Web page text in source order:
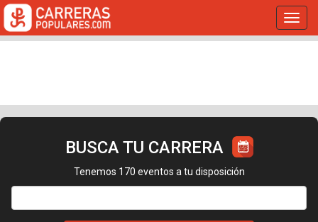
BUSCA TU CARRERA
Tenemos 170 eventos a tu disposición